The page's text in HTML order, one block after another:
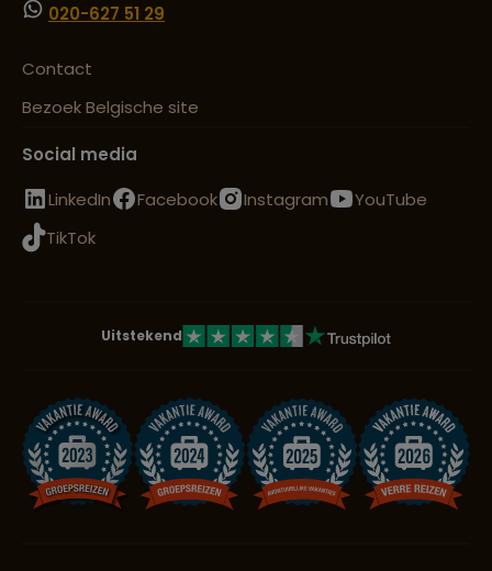
020-627 51 29
Contact
Bezoek Belgische site
Social media
LinkedIn
Facebook Instagram
YouTube
TikTok
Uitstekend